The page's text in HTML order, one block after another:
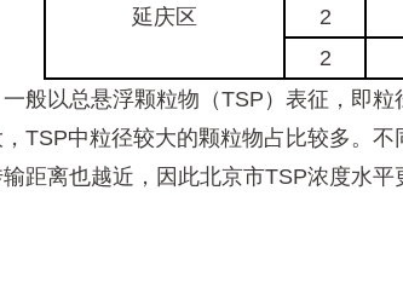
延庆区
2
2
以总悬浮颗粒物（TSP）表征，即粒
TSP中粒径较大的颗粒物占比较多。
距离也越近，因此北京市TSP浓度水平